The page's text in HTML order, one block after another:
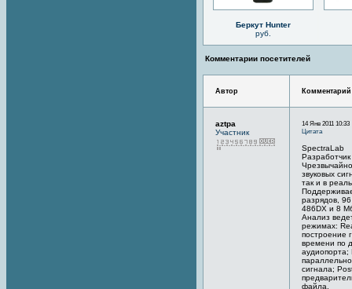
Беркут Hunter
руб.
Комментарии посетителей
Автор Комментарий
aztpa
Участник
14 Янв 2011 10:33
Цитата
SpectraLab
звуковых
так и в
разрядов,
486DX и 8
Анализ
режимах:
построение
времени по
сигнала;
файла.